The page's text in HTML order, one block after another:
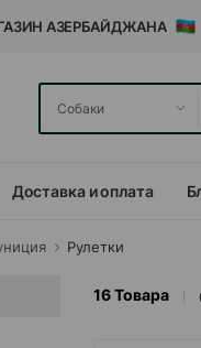
АЗЕРБАЙДЖАНА
Доставка и оплата
Рулетки
16Товара